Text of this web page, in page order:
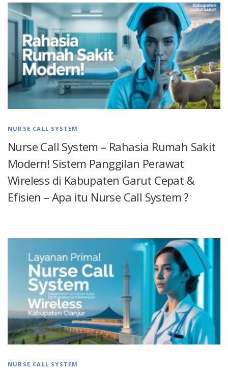
NURSE CALL SYSTEM
Nurse Call System – Rahasia Rumah Sakit
Modern! Sistem Panggilan Perawat
Wireless di Kabupaten Garut Cepat &
Efisien – Apa itu Nurse Call System ?
NURSE CALL SYSTEM